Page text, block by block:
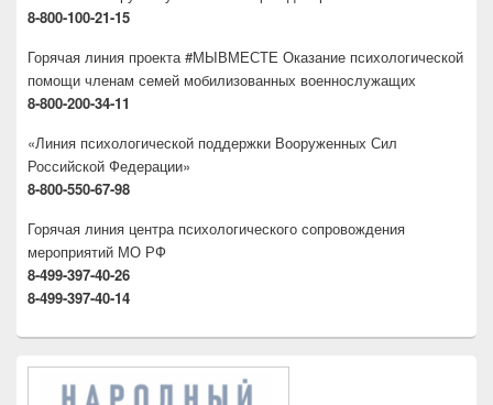
8-800-100-21-15
Горячая линия проекта #МЫВМЕСТЕ Оказание психологической
помощи членам семей мобилизованных военнослужащих
8-800-200-34-11
«Линия психологической поддержки Вооруженных Сил
Российской Федерации»
8-800-550-67-98
Горячая линия центра психологического сопровождения
мероприятий МО РФ
8-499-397-40-26
8-499-397-40-14